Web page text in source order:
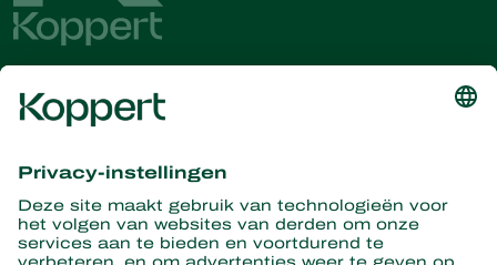
Ontvang het laatste nieuws en
informatie
Hier aanmelden